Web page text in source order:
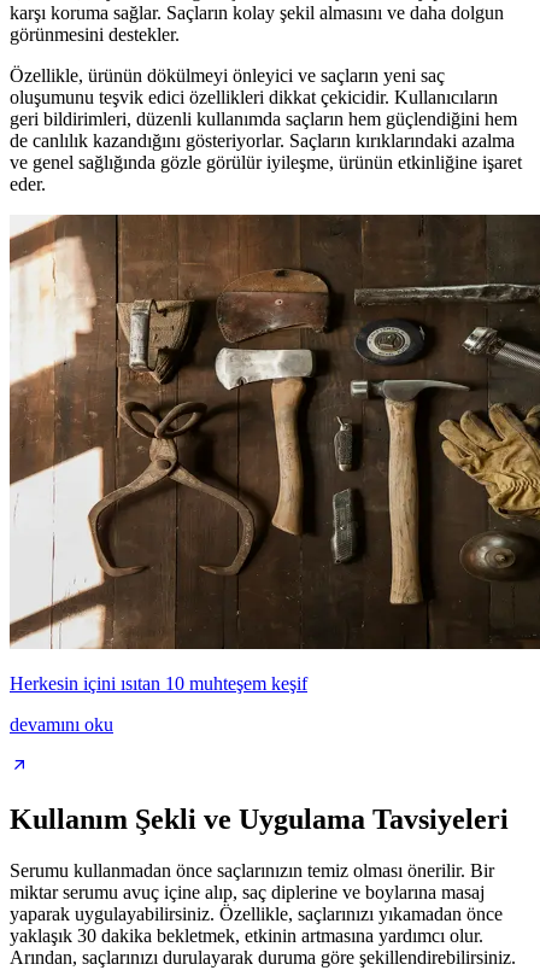
karşı koruma sağlar. Saçların kolay şekil almasını ve daha dolgun
görünmesini destekler.
Özellikle, ürünün dökülmeyi önleyici ve saçların yeni saç
oluşumunu teşvik edici özellikleri dikkat çekicidir. Kullanıcıların
geri bildirimleri, düzenli kullanımda saçların hem güçlendiğini hem
de canlılık kazandığını gösteriyorlar. Saçların kırıklarındaki azalma
ve genel sağlığında gözle görülür iyileşme, ürünün etkinliğine işaret
eder.
Herkesin içini ısıtan 10 muhteşem keşif
devamını oku
Kullanım Şekli ve Uygulama Tavsiyeleri
Serumu kullanmadan önce saçlarınızın temiz olması önerilir. Bir
miktar serumu avuç içine alıp, saç diplerine ve boylarına masaj
yaparak uygulayabilirsiniz. Özellikle, saçlarınızı yıkamadan önce
yaklaşık 30 dakika bekletmek, etkinin artmasına yardımcı olur.
Arından, saçlarınızı durulayarak duruma göre şekillendirebilirsiniz.